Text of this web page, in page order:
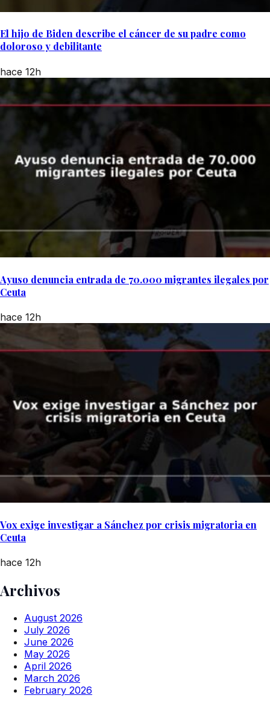
El hijo de Biden describe el cáncer de su padre como
doloroso y debilitante
hace 12h
Ayuso denuncia entrada de 70.000 migrantes ilegales por
Ceuta
hace 12h
Vox exige investigar a Sánchez por crisis migratoria en
Ceuta
hace 12h
Archivos
August 2026
July 2026
June 2026
May 2026
April 2026
March 2026
February 2026